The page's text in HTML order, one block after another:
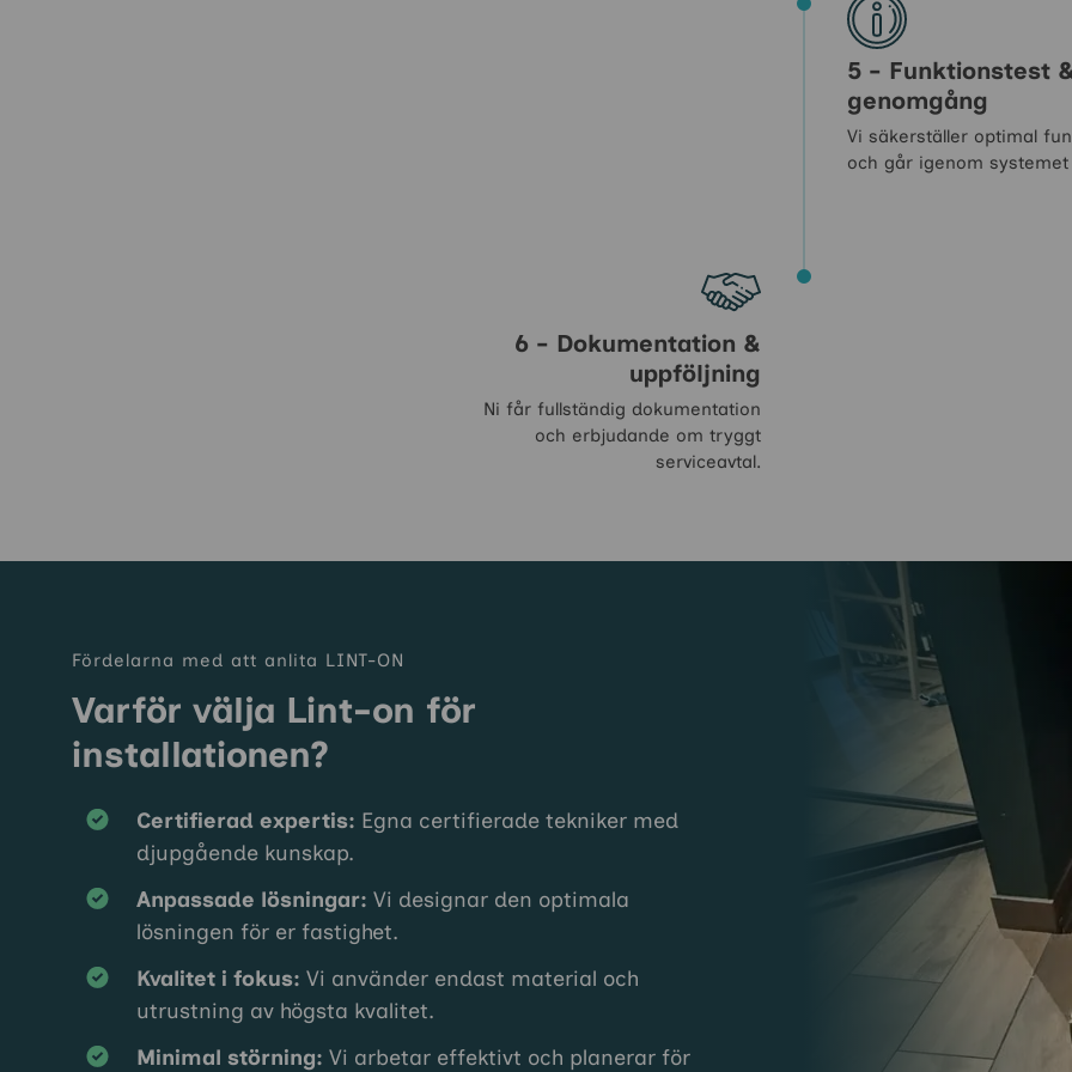
5 - Funktionstest
genomgång
Vi säkerställer optimal
och går igenom
6 - Dokumentation &
uppföljning
Ni får fullständig dokumentation
och erbjudande om tryggt
serviceavtal.
Fördelarna med att anlita LINT-ON
Varför välja Lint-on för
installationen?
Certifierad expertis: Egna certifierade tekniker med
djupgående kunskap.
Anpassade lösningar: Vi designar den optimala
lösningen för er fastighet.
Kvalitet i fokus: Vi använder endast material och
utrustning av högsta kvalitet.
Minimal störning: Vi arbetar effektivt och planerar för